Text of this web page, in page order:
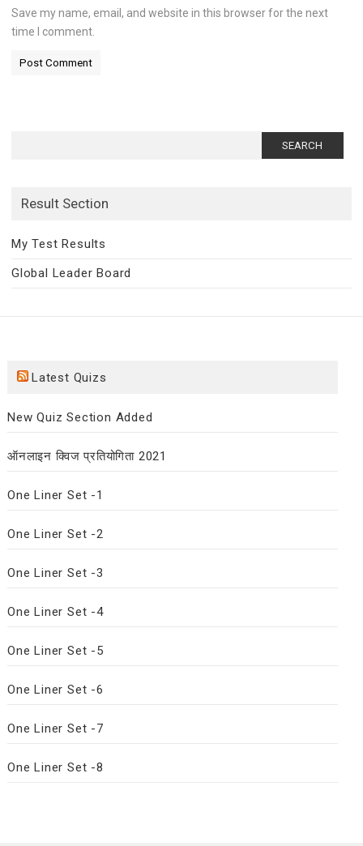
Save my name, email, and website in this browser for the next
time I comment.
Result Section
My Test Results
Global Leader Board
Latest Quizs
New Quiz Section Added
ऑनलाइन क्विज प्रतियोगिता 2021
One Liner Set -1
One Liner Set -2
One Liner Set -3
One Liner Set -4
One Liner Set -5
One Liner Set -6
One Liner Set -7
One Liner Set -8